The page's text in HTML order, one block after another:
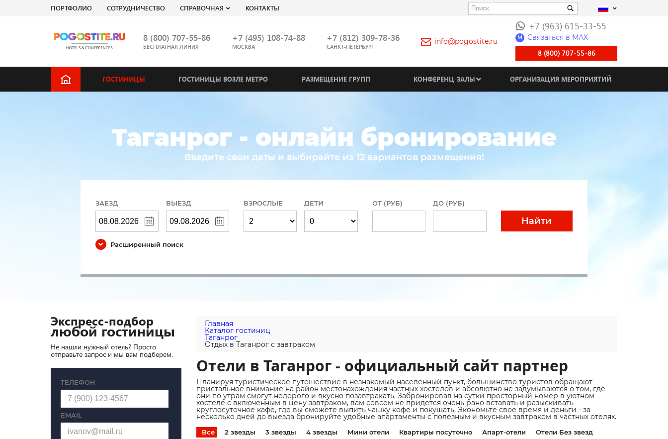
ПОРТФОЛИО СОТРУДНИЧЕСТВО СПРАВОЧНАЯ КОНТАКТЫ
8 (800) 707-55-86
БЕСПЛАТНАЯ ЛИНИЯ
+7 (495) 108-74-88
МОСКВА
+7 (812) 309-78-36
САНКТ-ПЕТЕРБУРГ
info@pogostite.ru
+7 (963) 615-33-55
M Связаться в МАХ
8 (800) 707-55-86
ГОСТИНИЦЫ ГОСТИНИЦЫ ВОЗЛЕ МЕТРО РАЗМЕЩЕНИЕ ГРУПП КОНФЕРЕНЦ-ЗАЛЫ ОРГАНИЗАЦИЯ МЕРОПРИЯТИЙ
Таганрог - онлайн бронирование
Введите свои даты и выбирайте из 12 вариантов размещения!
ЗАЕЗД ВЫЕЗД ВЗРОСЛЫЕ ДЕТИ ОТ (РУБ) ДО (РУБ)
Найти
Расширенный поиск
Главная
Каталог гостиниц
Таганрог
Отдых в Таганрог с завтраком
Отели в Таганрог - официальный сайт партнер
Планируя туристическое путешествие в незнакомый населенный пункт, большинство туристов обращают
пристальное внимание на район местонахождения частных хостелов и абсолютно не задумываются о том, где
они по утрам смогут недорого и вкусно позавтракать. Забронировав на сутки просторный номер в уютном
хостеле с включенным в цену завтраком, вам совсем не придется очень рано вставать и разыскивать
круглосуточное кафе, где вы сможете выпить чашку кофе и покушать. Экономьте свое время и деньги - за
несколько дней до выезда бронируйте удобные апартаменты с полезным и вкусным завтраком в частных отелях.
Все 2 звезды 3 звезды 4 звезды Мини отели Квартиры посуточно Апарт-отели Отели Без звезд
Экспресс-подбор
любой гостиницы
Не нашли нужный отель? Просто
отправьте запрос и мы вам подберем.
ТЕЛЕФОН
EMAIL